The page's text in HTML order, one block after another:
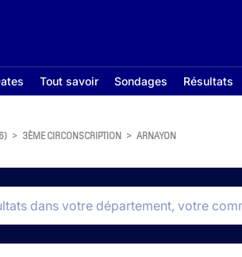
Tout savoir Sondages Résultats
> 3ÈME CIRCONSCRIPTION > ARNAYON